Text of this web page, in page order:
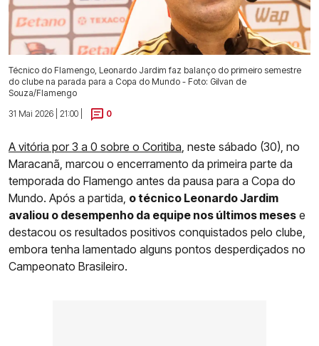
Técnico do Flamengo, Leonardo Jardim faz balanço do primeiro semestre
do clube na parada para a Copa do Mundo - Foto: Gilvan de
Souza/Flamengo
31 Mai 2026 | 21:00 |
0
A vitória por 3 a 0 sobre o Coritiba , neste sábado (30), no
Maracanã, marcou o encerramento da primeira parte da
temporada do Flamengo antes da pausa para a Copa do
Mundo. Após a partida, o técnico Leonardo Jardim
avaliou o desempenho da equipe nos últimos meses e
destacou os resultados positivos conquistados pelo clube,
embora tenha lamentado alguns pontos desperdiçados no
Campeonato Brasileiro.